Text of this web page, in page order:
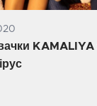
KAMALIYA